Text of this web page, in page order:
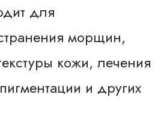
для
морщин,
кожи, лечения
и других